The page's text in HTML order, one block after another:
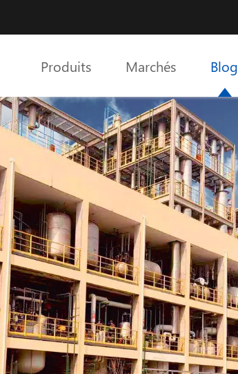
Produits Marchés Blog